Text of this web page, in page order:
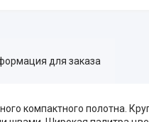
для заказа
компактного полотна.